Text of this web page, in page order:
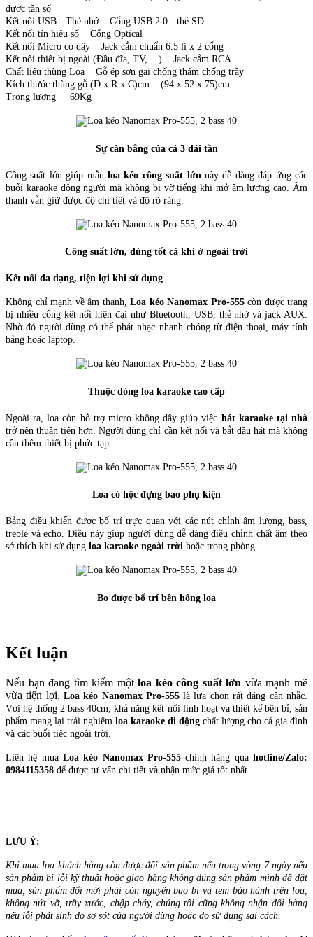
được tần số
Kết nối USB - Thẻ nhớ Cổng USB 2.0 - thẻ SD
Kết nối tín hiệu số Cổng Optical
Kết nối Micro có dây Jack cắm chuẩn 6.5 li x 2 cổng
Kết nối thiết bị ngoài (Đầu đĩa, TV, ...) Jack cắm RCA
Chất liệu thùng Loa Gỗ ép sơn gai chống thấm chống trầy
Kích thước thùng gỗ (D x R x C)cm (94 x 52 x 75)cm
Trọng lượng 69Kg
Sự cân bằng của cả 3 dải tần
Công suất lớn giúp mẫu loa kéo công suất lớn này dễ dàng đáp ứng các
buổi karaoke đông người mà không bị vỡ tiếng khi mở âm lượng cao. Âm
thanh vẫn giữ được độ chi tiết và độ rõ ràng.
Công suất lớn, dùng tốt cả khi ở ngoài trời
Kết nối đa dạng, tiện lợi khi sử dụng
Không chỉ mạnh về âm thanh, Loa kéo Nanomax Pro-555còn được trang
bị nhiều cổng kết nối hiện đại như Bluetooth, USB, thẻ nhớ và jack AUX.
Nhờ đó người dùng có thể phát nhạc nhanh chóng từ điện thoại, máy tính
bảng hoặc laptop.
Thuộc dòng loa karaoke cao cấp
Ngoài ra, loa còn hỗ trợ micro không dây giúp việc hát karaoke tại nhà
trở nên thuận tiện hơn. Người dùng chỉ cần kết nối và bắt đầu hát mà không
cần thêm thiết bị phức tạp.
Loa có hộc đựng bao phụ kiện
Bảng điều khiển được bố trí trực quan với các nút chỉnh âm lượng, bass,
treble và echo. Điều này giúp người dùng dễ dàng điều chỉnh chất âm theo
sở thích khi sử dụng loa karaoke ngoài trời hoặc trong phòng.
Bo được bố trí bên hông loa
Kết luận
Nếu bạn đang tìm kiếm mộtloa kéo công suất lớn vừa mạnh mẽ
vừa tiện lợi, Loa kéo Nanomax Pro-555là lựa chọn rất đáng cân nhắc.
Với hệ thống 2 bass 40cm, khả năng kết nối linh hoạt và thiết kế bền bỉ, sản
phẩm mang lại trải nghiệm loa karaoke di động chất lượng cho cả gia đình
và các buổi tiệc ngoài trời.
Liên hệ mua Loa kéo Nanomax Pro-555chính hãng quahotline/Zalo:
0984115358 để được tư vấn chi tiết và nhận mức giá tốt nhất.
LƯU Ý:
Khi mua loa khách hàng còn được đổi sản phẩm nếu trong vòng 7 ngày nếu
sản phẩm bị lỗi kỹ thuật hoặc giao hàng không đúng sản phẩm mình đã đặt
mua, sản phẩm đổi mới phải còn nguyên bao bì và tem bảo hành trên loa,
không nứt vỡ, trầy xước, chập cháy, chúng tôi cũng không nhận đổi hàng
nếu lỗi phát sinh do sơ sót của người dùng hoặc do sử dụng sai cách.